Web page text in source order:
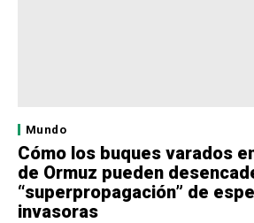
Mundo
Cómo los buques varados
de Ormuz pueden
“superpropagación” de
invasoras